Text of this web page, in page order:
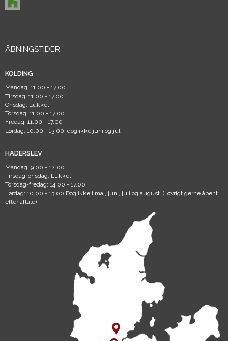
ÅBNINGSTIDER
KOLDING
Mandag: 11.00 - 17.00
Tirsdag: 11.00 - 17.00
Onsdag: Lukket
Torsdag: 11.00 - 17.00
Fredag: 11.00 - 17.00
Lørdag: 10.00 - 13.00, dog ikke juni og juli
HADERSLEV
Mandag: 9.00 - 12.00
Tirsdag-onsdag: Lukket
Torsdag-fredag: 14.00 - 17.00
Lørdag: 10.00 - 13.00 Dog ikke i maj, juni, juli og august. (I øvrigt gerne åbent
efter aftale)